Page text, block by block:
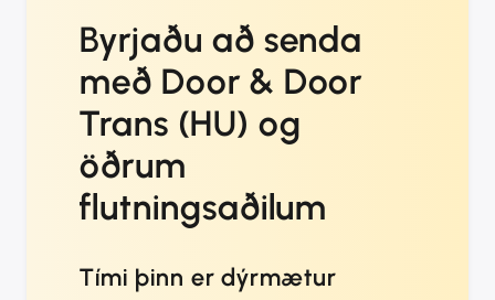
Byrjaðu að senda
með Door & Door
Trans (HU) og
öðrum
flutningsaðilum
Tími þinn er dýrmætur